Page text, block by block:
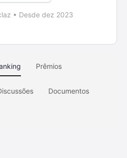
• Desde dez 2023
Prêmios
Documentos